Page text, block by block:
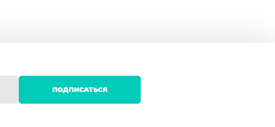
ПОДПИСАТЬСЯ